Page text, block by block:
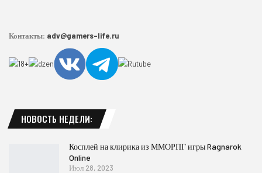
Контакты: adv@gamers-life.ru
НОВОСТЬ НЕДЕЛИ:
Косплей на клирика из ММОРПГ игры Ragnarok
Online
Июл 28, 2023